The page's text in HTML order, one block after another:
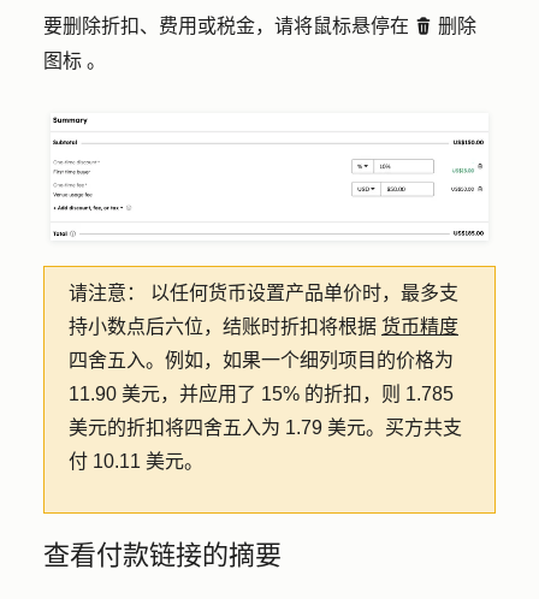
要删除折扣、费用或税金，请将鼠标悬停在 delete 删除
图标 。
请注意： 以任何货币设置产品单价时，最多支
持小数点后六位，结账时折扣将根据 货币精度
四舍五入。例如，如果一个细列项目的价格为
11.90 美元，并应用了 15% 的折扣，则 1.785
美元的折扣将四舍五入为 1.79 美元。买方共支
付 10.11 美元。
查看付款链接的摘要